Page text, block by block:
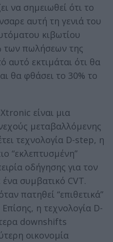
να σημειωθεί ότι το
αυτή τη γενιά του
κιβωτίου
των πωλήσεων της
αυτό εκτιμάται ότι θα
θα φθάσει το 30% το
είναι μια
μεταβαλλόμενης
τεχνολογία D-step, η
“εκλεπτυσμένη”
οδήγησης για τον
συμβατικό CVT.
πατηθεί “επιθετικά”
η τεχνολογία D-
downshifts
οικονομία